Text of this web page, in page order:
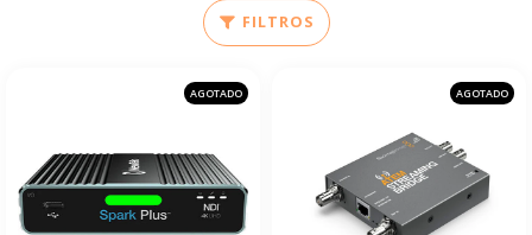
FILTROS
AGOTADO AGOTADO